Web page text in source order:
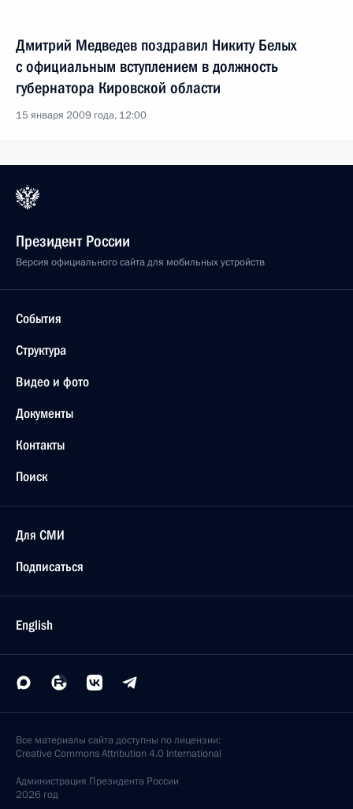
Дмитрий Медведев поздравил Никиту Белых
с официальным вступлением в должность
губернатора Кировской области
15 января 2009 года, 12:00
Президент России
Версия официального сайта для мобильных устройств
События
Структура
Видео и фото
Документы
Контакты
Поиск
Для СМИ
Подписаться
English
Все материалы сайта доступны по лицензии:
Creative Commons Attribution 4.0 International
Администрация Президента России
2026 год